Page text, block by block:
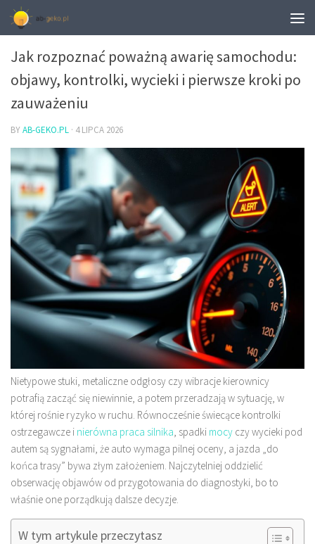
OBJAWY AWARII SAMOCHODU
Jak rozpoznać poważną awarię samochodu:
objawy, kontrolki, wycieki i pierwsze kroki po
zauważeniu
BYAB-GEKO.PL · 4 LIPCA 2026
Nietypowe stuki, metaliczne odgłosy czy wibracje kierownicy
potrafią zacząć się niewinnie, a potem przeradzają w sytuację, w
której rośnie ryzyko w ruchu. Równocześnie świecące kontrolki
ostrzegawcze i nierówna praca silnika , spadki mocy czy wycieki pod
autem są sygnałami, że auto wymaga pilnej oceny, a jazda „do
końca trasy” bywa złym założeniem. Najczytelniej oddzielić
obserwację objawów od przygotowania do diagnostyki, bo to
właśnie one porządkują dalsze decyzje.
W tym artykule przeczytasz